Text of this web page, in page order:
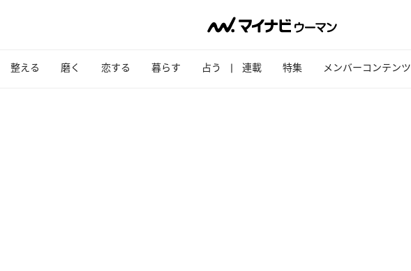
整える 磨く 恋する 暮らす 占う 連載 特集 メンバーコンテンツ